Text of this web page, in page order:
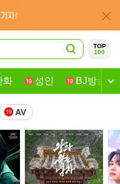
TOP
100
화 성인 BJ방송
AV